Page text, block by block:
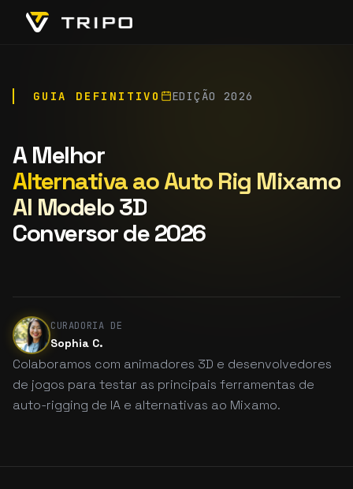
GUIA DEFINITIVO EDIÇÃO 2026
A Melhor
Alternativa ao Auto Rig Mixamo
AI Modelo 3D
Conversor de 2026
CURADORIA DE
Sophia C.
Colaboramos com animadores 3D e desenvolvedores
de jogos para testar as principais ferramentas de
auto-rigging de IA e alternativas ao Mixamo.